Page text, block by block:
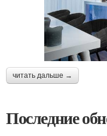
читать дальше →
Последние